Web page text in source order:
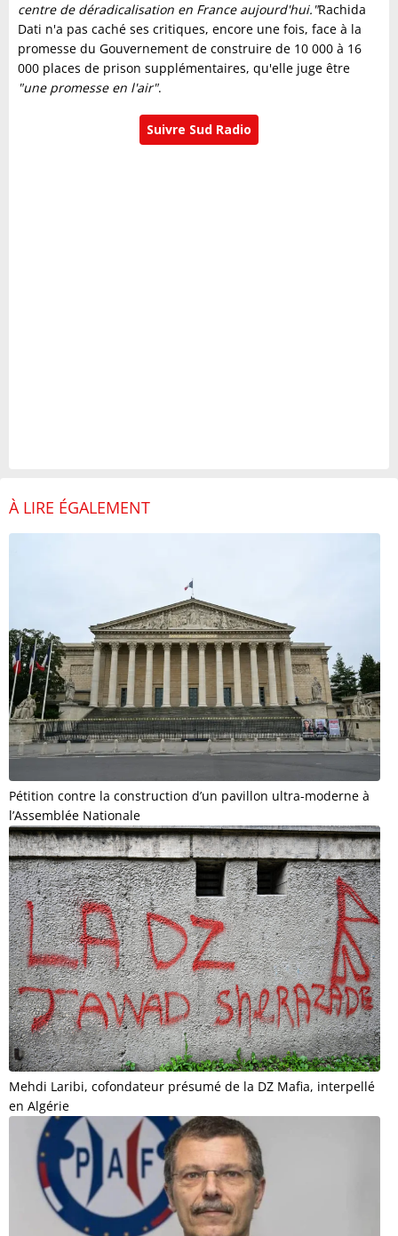
centre de déradicalisation en France aujourd'hui."Rachida
Dati n'a pas caché ses critiques, encore une fois, face à la
promesse du Gouvernement de construire de 10 000 à 16
000 places de prison supplémentaires, qu'elle juge être
"une promesse en l'air".
Suivre Sud Radio
À LIRE ÉGALEMENT
Pétition contre la construction d’un pavillon ultra-moderne à
l’Assemblée Nationale
Mehdi Laribi, cofondateur présumé de la DZ Mafia, interpellé
en Algérie